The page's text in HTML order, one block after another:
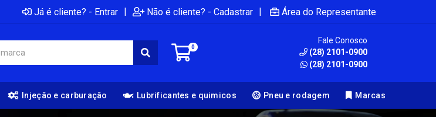
Já é cliente? - Entrar | Não é cliente? - Cadastrar | Área do Representante
0
Fale Conosco
(28) 2101-0900
(28) 2101-0900
Injeção e carburação Lubrificantes e quimicos Pneu e rodagem Marcas